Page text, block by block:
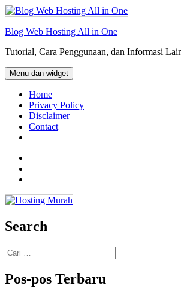
Langsung
ke
isi
Blog Web Hosting All in One
Tutorial, Cara Penggunaan, dan Informasi
Menu dan widget
Home
Privacy Policy
Disclaimer
Contact
Search
Cari
untuk:
Pos-pos Terbaru